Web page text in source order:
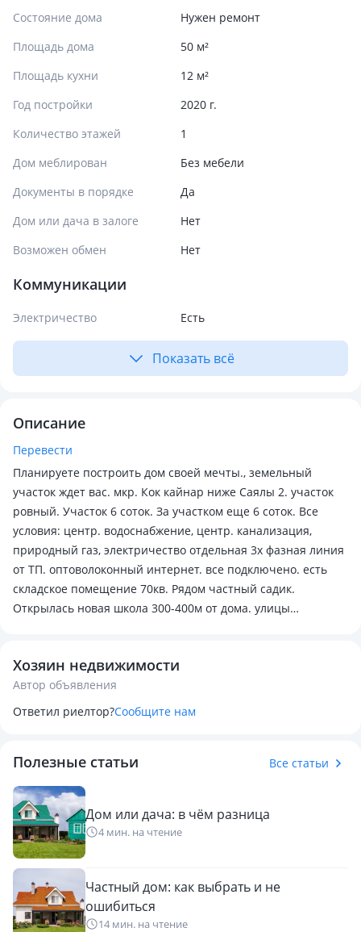
Состояние дома
Нужен ремонт
Площадь дома
50 м²
Площадь кухни
12 м²
Год постройки
2020 г.
Количество этажей
1
Дом меблирован
Без мебели
Документы в порядке
Да
Дом или дача в залоге
Нет
Возможен обмен
Нет
Коммуникации
Электричество Есть
Показать всё
Описание
Перевести
Планируете построить дом своей мечты., земельный
участок ждет вас. мкр. Кок кайнар ниже Саялы 2. участок
ровный. Участок 6 соток. За участком еще 6 соток. Все
условия: центр. водоснабжение, центр. канализация,
природный газ, электричество отдельная 3х фазная линия
от ТП. оптоволоконный интернет. все подключено. есть
складское помещение 70кв. Рядом частный садик.
Открылась новая школа 300-400м от дома. улицы
Хозяин недвижимости
Автор объявления
Ответил риелтор?Сообщите нам
Полезные статьи Все статьи
Дом или дача: в чём разница
4 мин. на чтение
Частный дом: как выбрать и не
ошибиться
14 мин. на чтение